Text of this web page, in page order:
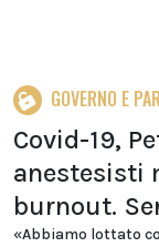
GOVERNO E
Covid-19,
anestesisti
burnout.
«Abbiamo lottato